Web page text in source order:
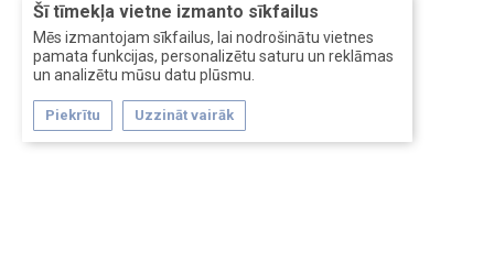
Šī tīmekļa vietne izmanto sīkfailus
Mēs izmantojam sīkfailus, lai nodrošinātu vietnes
pamata funkcijas, personalizētu saturu un reklāmas
un analizētu mūsu datu plūsmu.
Piekrītu Uzzināt vairāk